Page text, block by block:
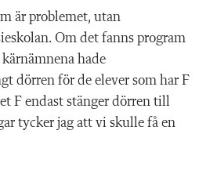
är problemet, utan
Om det fanns program
hade
dörren för de elever som har F
F endast stänger dörren till
tycker jag att vi skulle få en